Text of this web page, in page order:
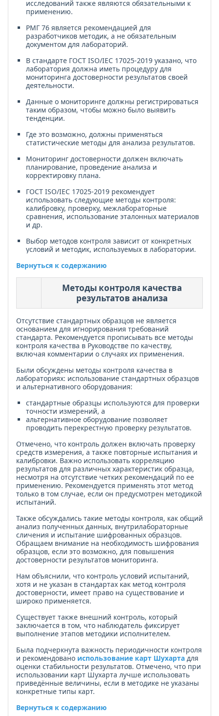
исследований также являются обязательными к
применению.
РМГ 76 является рекомендацией для
разработчиков методик, а не обязательным
документом для лабораторий.
В стандарте ГОСТ ISO/IEC 17025-2019 указано, что
лаборатория должна иметь процедуру для
мониторинга достоверности результатов своей
деятельности.
Данные о мониторинге должны регистрироваться
таким образом, чтобы можно было выявить
тенденции.
Где это возможно, должны применяться
статистические методы для анализа результатов.
Мониторинг достоверности должен включать
планирование, проведение анализа и
корректировку плана.
ГОСТ ISO/IEC 17025-2019 рекомендует
использовать следующие методы контроля:
калибровку, проверку, межлабораторные
сравнения, использование эталонных материалов
и др.
Выбор методов контроля зависит от конкретных
условий и методик, используемых в лаборатории.
Вернуться к содержанию
Методы контроля качества
результатов анализа
Отсутствие стандартных образцов не является
основанием для игнорирования требований
стандарта. Рекомендуется прописывать все методы
контроля качества в Руководстве по качеству,
включая комментарии о случаях их применения.
Были обсуждены методы контроля качества в
лабораториях: использование стандартных образцов
и альтернативного оборудования:
стандартные образцы используются для проверки
точности измерений, а
альтернативное оборудование позволяет
проводить перекрестную проверку результатов.
Отмечено, что контроль должен включать проверку
средств измерения, а также повторные испытания и
калибровки. Важно использовать корреляцию
результатов для различных характеристик образца,
несмотря на отсутствие четких рекомендаций по ее
применению. Рекомендуется применять этот метод
только в том случае, если он предусмотрен методикой
испытаний.
Также обсуждались такие методы контроля, как общий
анализ полученных данных, внутрилабораторные
сличения и испытание шифрованных образцов.
Обращаем внимание на необходимость шифрования
образцов, если это возможно, для повышения
достоверности результатов мониторинга.
Нам объяснили, что контроль условий испытаний,
хотя и не указан в стандартах как метод контроля
достоверности, имеет право на существование и
широко применяется.
Существует также внешний контроль, который
заключается в том, что наблюдатель фиксирует
выполнение этапов методики исполнителем.
Была подчеркнута важность периодичности контроля
и рекомендовано использование карт Шухарта для
оценки стабильности результатов. Отмечено, что при
использовании карт Шухарта лучше использовать
приведённые величины, если в методике не указаны
конкретные типы карт.
Вернуться к содержанию